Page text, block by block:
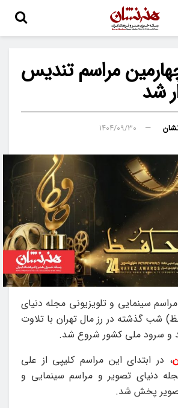
مراسم تندیس
شد
۱۴۰۴/۰۹/۳۰
سینمایی و تلویزیونی مجله دنیای
شب گذشته در رز مال تهران با تلاوت
و سرود ملی کشور شروع شد.
، در ابتدای این مراسم کلیپی از علی
دنیای تصویر و مراسم سینمایی و
تصویر پخش شد.